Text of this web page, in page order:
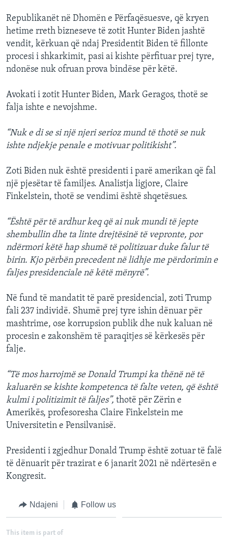
Republikanët në Dhomën e Përfaqësuesve, që kryen
hetime rreth bizneseve të zotit Hunter Biden jashtë
vendit, kërkuan që ndaj Presidentit Biden të fillonte
procesi i shkarkimit, pasi ai kishte përfituar prej tyre,
ndonëse nuk ofruan prova bindëse për këtë.
Avokati i zotit Hunter Biden, Mark Geragos, thotë se
falja ishte e nevojshme.
“Nuk e di se si një njeri serioz mund të thotë se nuk
ishte ndjekje penale e motivuar politikisht”.
Zoti Biden nuk është presidenti i parë amerikan që fal
një pjesëtar të familjes. Analistja ligjore, Claire
Finkelstein, thotë se vendimi është shqetësues.
“Është për të ardhur keq që ai nuk mundi të jepte
shembullin dhe ta linte drejtësinë të vepronte, por
ndërmori këtë hap shumë të politizuar duke falur të
birin. Kjo përbën precedent në lidhje me përdorimin e
faljes presidenciale në këtë mënyrë”.
Në fund të mandatit të parë presidencial, zoti Trump
fali 237 individë. Shumë prej tyre ishin dënuar për
mashtrime, ose korrupsion publik dhe nuk kaluan në
procesin e zakonshëm të paraqitjes së kërkesës për
falje.
“Të mos harrojmë se Donald Trumpi ka thënë në të
kaluarën se kishte kompetenca të falte veten, që është
kulmi i politizimit të faljes”, thotë për Zërin e
Amerikës, profesoresha Claire Finkelstein me
Universitetin e Pensilvanisë.
Presidenti i zgjedhur Donald Trump është zotuar të falë
të dënuarit për trazirat e 6 janarit 2021 në ndërtesën e
Kongresit.
Ndajeni Follow us
This item is part of